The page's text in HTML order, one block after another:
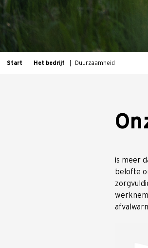
Start Het bedrijf Duurzaamheid
is meer
belofte